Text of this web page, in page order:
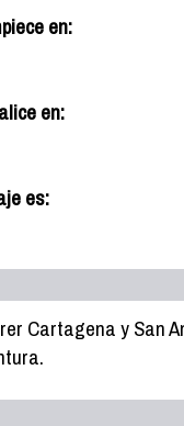
en:
en:
es:
Cartagena y San